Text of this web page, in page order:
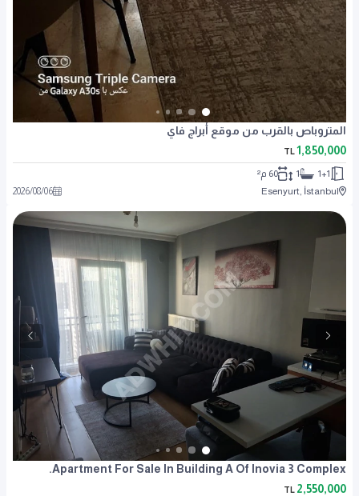
المتروباص بالقرب من موقع أبراج فاي
1,850,000
TL
1+1
1
60 م²
Esenyurt, İstanbul
2026/08/06
Apartment For Sale In Building A Of Inovia 3 Complex.
2,550,000
TL